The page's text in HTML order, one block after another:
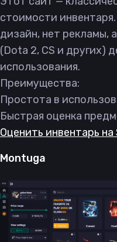
стоимости
дизайн, нет рекламы,
(Dota 2, CS и других)
использования.
Преимущества:
Простота в
Быстрая оценка
Оценить инвентарь
Montuga